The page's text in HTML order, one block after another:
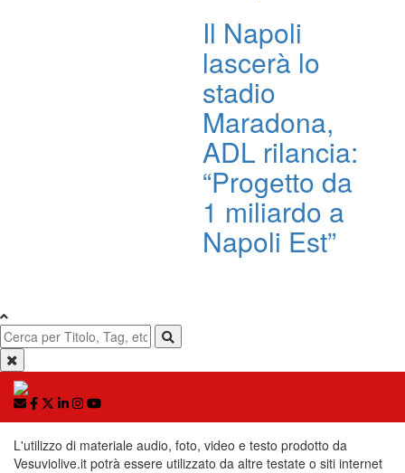
Il Napoli
lascerà lo
stadio
Maradona,
ADL rilancia:
“Progetto da
1 miliardo a
Napoli Est”
L'utilizzo di materiale audio, foto, video e testo prodotto da
Vesuviolive.it potrà essere utilizzato da altre testate o siti internet